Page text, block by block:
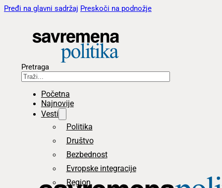
Pređi na glavni sadržaj Preskoči na podnožje
Pretraga
Početna
Najnovije
Vesti
Politika
Društvo
Bezbednost
Evropske integracije
Region